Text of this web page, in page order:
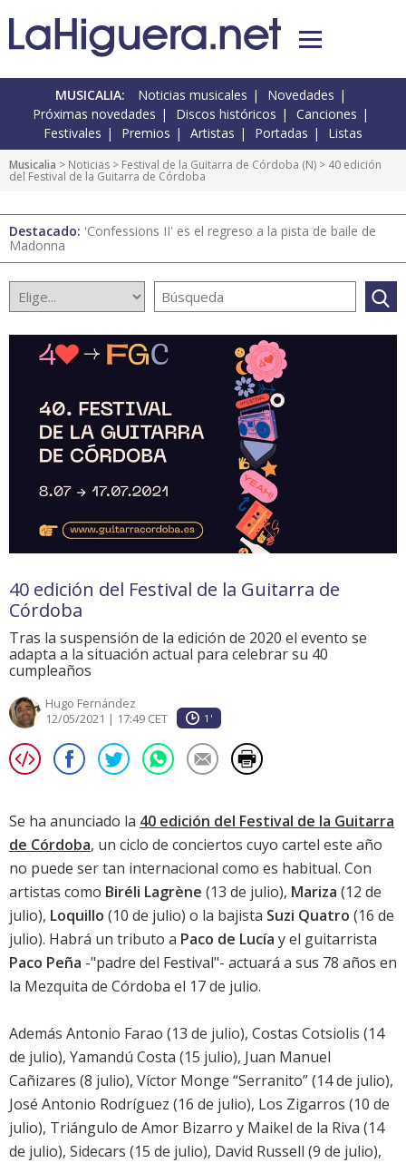
MUSICALIA: Noticias musicales
Novedades
Próximas novedades
Discos históricos
Canciones
Festivales
Premios Artistas Portadas Listas
Musicalia > Noticias > Festival de la Guitarra de Córdoba (N) > 40 edición
del Festival de la Guitarra de Córdoba
Destacado: 'Confessions II' es el regreso a la pista de baile de
Madonna
40 edición del Festival de la Guitarra de
Córdoba
Tras la suspensión de la edición de 2020 el evento se
adapta a la situación actual para celebrar su 40
cumpleaños
Hugo Fernández
12/05/2021 | 17:49 CET
1'
Se ha anunciado la 40 edición del Festival de la Guitarra
de Córdoba, un ciclo de conciertos cuyo cartel este año
no puede ser tan internacional como es habitual. Con
artistas como Biréli Lagrène (13 de julio), Mariza (12 de
julio), Loquillo (10 de julio) o la bajista Suzi Quatro (16 de
julio). Habrá un tributo a Paco de Lucía y el guitarrista
Paco Peña -"padre del Festival"- actuará a sus 78 años en
la Mezquita de Córdoba el 17 de julio.
Además Antonio Farao (13 de julio), Costas Cotsiolis (14
de julio), Yamandú Costa (15 julio), Juan Manuel
Cañizares (8 julio), Víctor Monge “Serranito” (14 de julio),
José Antonio Rodríguez (16 de julio), Los Zigarros (10 de
julio), Triángulo de Amor Bizarro y Maikel de la Riva (14
de julio), Sidecars (15 de julio), David Russell (9 de julio),